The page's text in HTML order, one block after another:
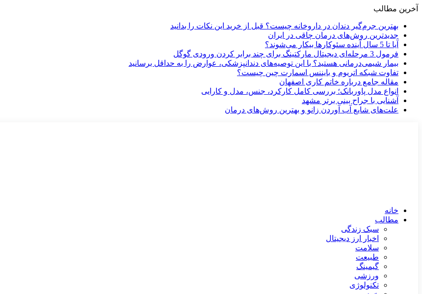
آخرین مطالب
بهترین جرم‌گیر دندان در داروخانه چیست؟ قبل از خرید این نکات را بدانید
جدیدترین روش‌های درمان چاقی در ایران
آیا تا 5 سال آینده سئوکارها بیکار می‌شوند؟
فرمول 3 مرحله‌ای دیجیتال مارکتینگ برای چند برابر کردن ورودی گوگل
بیمار شیمی‌درمانی هستید؟ با این توصیه‌های دندانپزشکی، عوارض را به حداقل برسانید
تفاوت شبکه اتریوم و بایننس اسمارت چین چیست؟
مقاله جامع درباره خاتم کاری اصفهان
انواع مدل پاوربانک؛ بررسی کامل کارکرد، جنس، مدل و کارایی
آشنایی با جراح بینی برتر مشهد
علت‌های شایع آب آوردن زانو و بهترین روش‌های درمان
خانه
مطالب
سبک زندگی
اخبار ارز دیجیتال
سلامت
طبیعت
گیمینگ
ورزشی
تکنولوژی